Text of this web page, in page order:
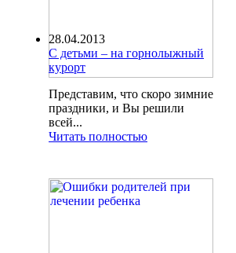
28.04.2013
С детьми – на горнолыжный
курорт
Представим, что скоро зимние
праздники, и Вы решили
всей...
Читать полностью